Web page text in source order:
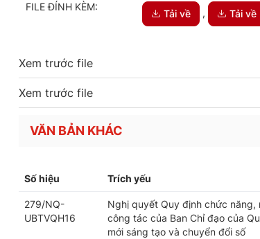
FILE ĐÍNH KÈM:
Tải về , Tải về
Xem trước file
Xem trước file
VĂN BẢN KHÁC
Số hiệu Trích yếu
279/NQ-
UBTVQH16
Nghị quyết Quy định chức năng,
công tác của Ban Chỉ đạo của
mới sáng tạo và chuyển đổi số